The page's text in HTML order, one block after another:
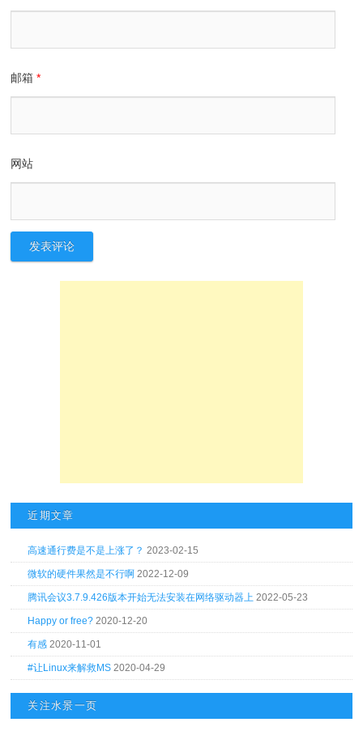
邮箱*
网站
近期文章
高速通行费是不是上涨了？ 2023-02-15
微软的硬件果然是不行啊 2022-12-09
腾讯会议3.7.9.426版本开始无法安装在网络驱动器上 2022-05-23
Happy or free? 2020-12-20
有感 2020-11-01
#让Linux来解救MS 2020-04-29
关注水景一页